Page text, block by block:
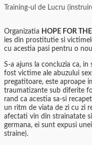
Training-ul de Lucru
Organizatia HOPE FOR
ies din prostitutie si
cu acestia pasi pentru o
S-a ajuns la concluzia ca,
fost victime ale abuzului
pregatitoare, este aproape
traumatizante sub diferite
rand ca acestia sa-si
un ritm de viata de zi cu zi
afectati vin din strainatate
germana, ei sunt expusi
straine).